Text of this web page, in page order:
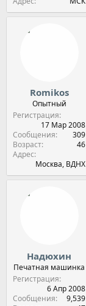
Romikos
Опытный
Регистрация
17 Мар 2008
Сообщения
309
Возраст
46
Адрес
Москва, ВДНХ
Надюхин
Печатная машинка
Регистрация
6 Апр 2008
Сообщения
9,539